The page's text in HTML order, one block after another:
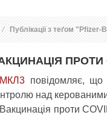
Публікації з теґом "Pfizer-
ПРОТИ
МКЛ3 повідомляє, що
над
Вакцинація проти